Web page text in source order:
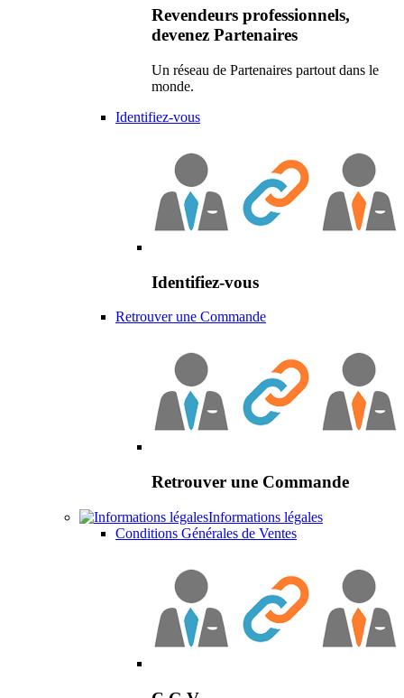
Revendeurs professionnels,
devenez Partenaires
Un réseau de Partenaires partout dans le
monde.
Identifiez-vous
Identifiez-vous
Retrouver une Commande
Retrouver une Commande
Informations légales
Conditions Générales de Ventes